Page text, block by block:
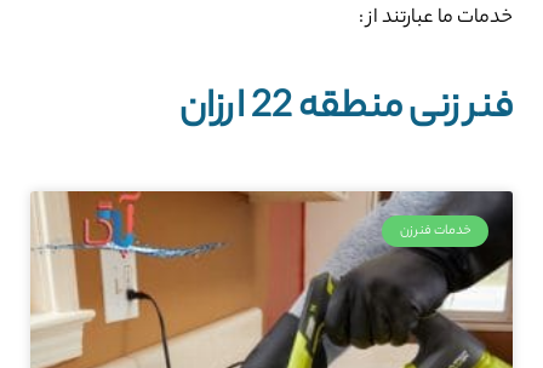
خدمات ما عبارتند از :
فنر زنی منطقه 22 ارزان
خدمات فنرزن